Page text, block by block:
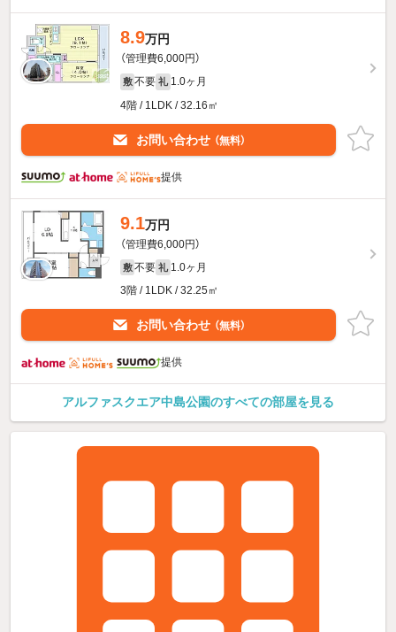
8.9万円
（管理費6,000円）
敷 不要 礼 1.0ヶ月
4階 / 1LDK / 32.16㎡
お問い合わせ （無料）
提供
9.1万円
（管理費6,000円）
敷 不要 礼 1.0ヶ月
3階 / 1LDK / 32.25㎡
お問い合わせ （無料）
提供
アルファスクエア中島公園のすべての部屋を見る